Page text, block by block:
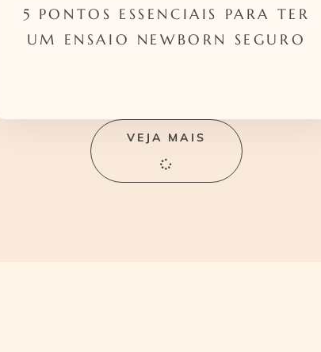
5 PONTOS ESSENCIAIS PARA TER
UM ENSAIO NEWBORN SEGURO
VEJA MAIS